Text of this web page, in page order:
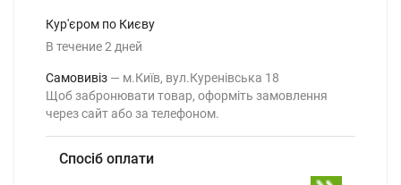
Кур'єром по Києву
В течение2 дней
Самовивіз
м.Київ, вул.Куренівська 18
Щоб забронювати товар, оформіть замовлення
через сайт або за телефоном.
Спосіб оплати